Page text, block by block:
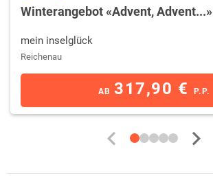
Winterangebot «Advent, Advent...»
mein inselglück
Reichenau
AB 317,90 € P.P.